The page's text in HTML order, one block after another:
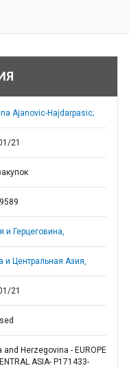
Ajanovic-Hajdarpasic;
21
и Герцеговина,
и Центральная Азия,
21
and Herzegovina - EUROPE
ASIA- P171433-